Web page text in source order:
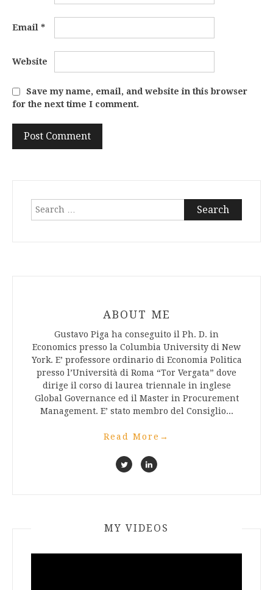
Email *
Website
Save my name, email, and website in this browser
for the next time I comment.
Search
ABOUT ME
Gustavo Piga ha conseguito il Ph. D. in
Economics presso la Columbia University di New
York. E’ professore ordinario di Economia Politica
presso l’Università di Roma “Tor Vergata” dove
dirige il corso di laurea triennale in inglese
Global Governance ed il Master in Procurement
Management. E’ stato membro del Consiglio...
Read More →
MY VIDEOS